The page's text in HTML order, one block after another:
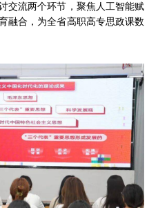
交流两个环节，聚焦人工智能赋
融合，为全省高职高专思政课数